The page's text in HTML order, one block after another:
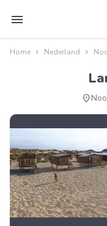
menu
Home Nederland
location_on